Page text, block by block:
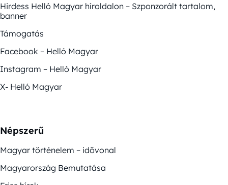
Hirdess Helló Magyar híroldalon – Szponzorált tartalom,
banner
Támogatás
Facebook – Helló Magyar
Instagram – Helló Magyar
X- Helló Magyar
Népszerű
Magyar történelem – idővonal
Magyarország Bemutatása